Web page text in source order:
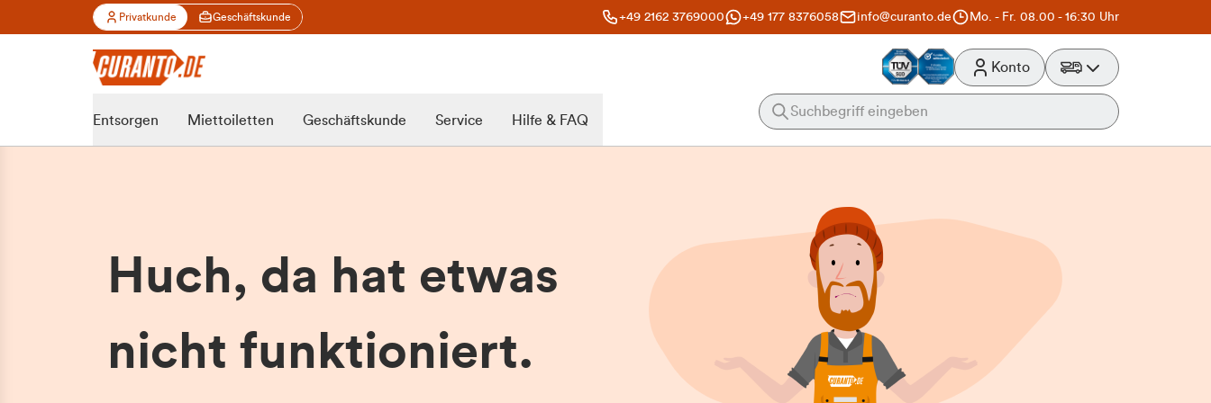
Privatkunde Geschäftskunde +49 2162 3769000 +49 177 8376058 info@curanto.de Mo. - Fr. 08.00 - 16:30 Uhr
Konto
Entsorgen Miettoiletten Geschäftskunde Service Hilfe & FAQ
Huch, da hat etwas
nicht funktioniert.